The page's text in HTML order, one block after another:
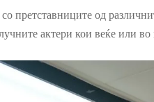
претставниците од
актери кои веќе или во